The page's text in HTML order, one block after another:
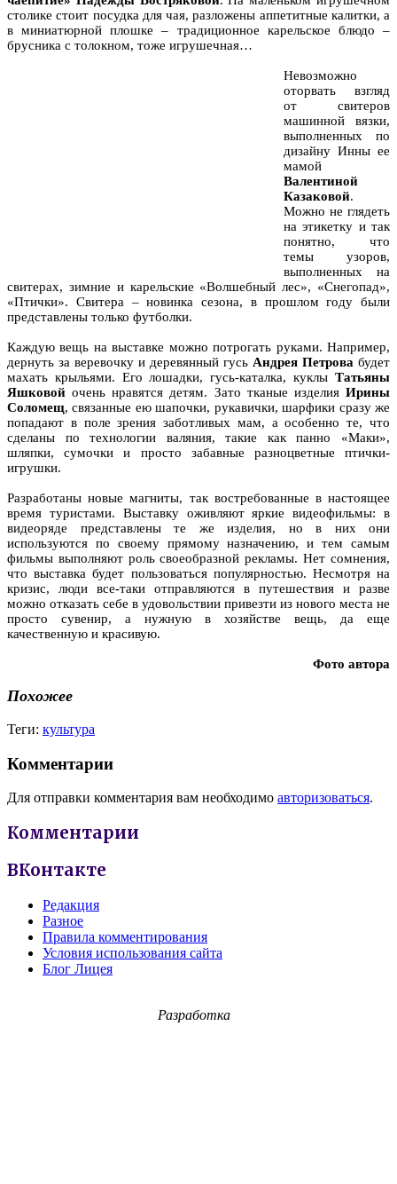
столике стоит посудка для чая, разложены аппетитные калитки, а
в миниатюрной плошке – традиционное карельское блюдо –
брусника с толокном, тоже игрушечная…
Невозможно
оторвать взгляд
от свитеров
машинной вязки,
выполненных по
дизайну Инны ее
мамой
Валентиной
Казаковой.
Можно не глядеть
на этикетку и так
понятно, что
темы узоров,
выполненных на
свитерах, зимние и карельские «Волшебный лес», «Снегопад»,
«Птички». Свитера – новинка сезона, в прошлом году были
представлены только футболки.
Каждую вещь на выставке можно потрогать руками. Например,
дернуть за веревочку и деревянный гусь Андрея Петрова будет
махать крыльями. Его лошадки, гусь-каталка, куклы Татьяны
Яшковой очень нравятся детям. Зато тканые изделия Ирины
Соломещ, связанные ею шапочки, рукавички, шарфики сразу же
попадают в поле зрения заботливых мам, а особенно те, что
сделаны по технологии валяния, такие как панно «Маки»,
шляпки, сумочки и просто забавные разноцветные птички-
игрушки.
Разработаны новые магниты, так востребованные в настоящее
время туристами. Выставку оживляют яркие видеофильмы: в
видеоряде представлены те же изделия, но в них они
используются по своему прямому назначению, и тем самым
фильмы выполняют роль своеобразной рекламы. Нет сомнения,
что выставка будет пользоваться популярностью. Несмотря на
кризис, люди все-таки отправляются в путешествия и разве
можно отказать себе в удовольствии привезти из нового места не
просто сувенир, а нужную в хозяйстве вещь, да еще
качественную и красивую.
Фото автора
Похожее
Теги: культура
Комментарии
Для отправки комментария вам необходимо авторизоваться.
Комментарии
ВКонтакте
Редакция
Разное
Правила комментирования
Условия использования сайта
Блог Лицея
Разработка